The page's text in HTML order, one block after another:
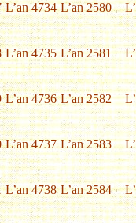
L’an 4734 L’an 2580
L’an 4735 L’an 2581
L’an 4736 L’an 2582
L’an 4737 L’an 2583
L’an 4738 L’an 2584